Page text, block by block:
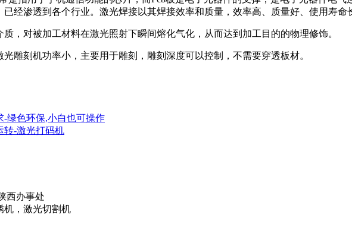
经渗透到各个行业。激光焊接以其焊接效率和质量，效率高、质量好、使用寿命
，对被加工材料在激光照射下瞬间熔化气化，从而达到加工目的的物理修饰。
光雕刻机功率小，主要用于雕刻，雕刻深度可以控制，不需要穿透板材。
绿色环保,小白也可操作
转-激光打码机
西办事处
机，激光切割机